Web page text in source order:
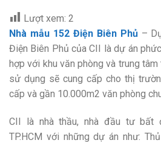
Lượt xem: 2
Nhà mẫu 152 Điện Biên Phủ–
Điện Biên Phủ của CII là dự án
hợp với khu văn phòng và trung
sử dụng sẽ cung cấp cho thị
cấp và gần 10.000m2 văn phòng
CII là nhà thầu, nhà đầu tư bất
TP.HCM với những dự án như: